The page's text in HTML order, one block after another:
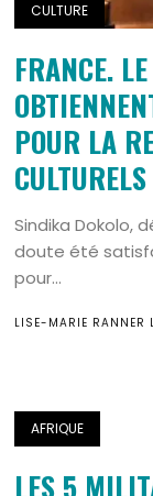
CULTURE
FRANCE.
POUR LA
CULTURELS
Sindika Dokolo,
doute été
pour...
LISE-MARIE RANNER
AFRIQUE
LES 5